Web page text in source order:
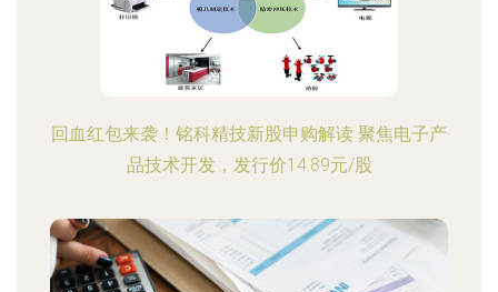
回血红包来袭！铭科精技新股申购解读 聚焦电子产
品技术开发，发行价14.89元/股